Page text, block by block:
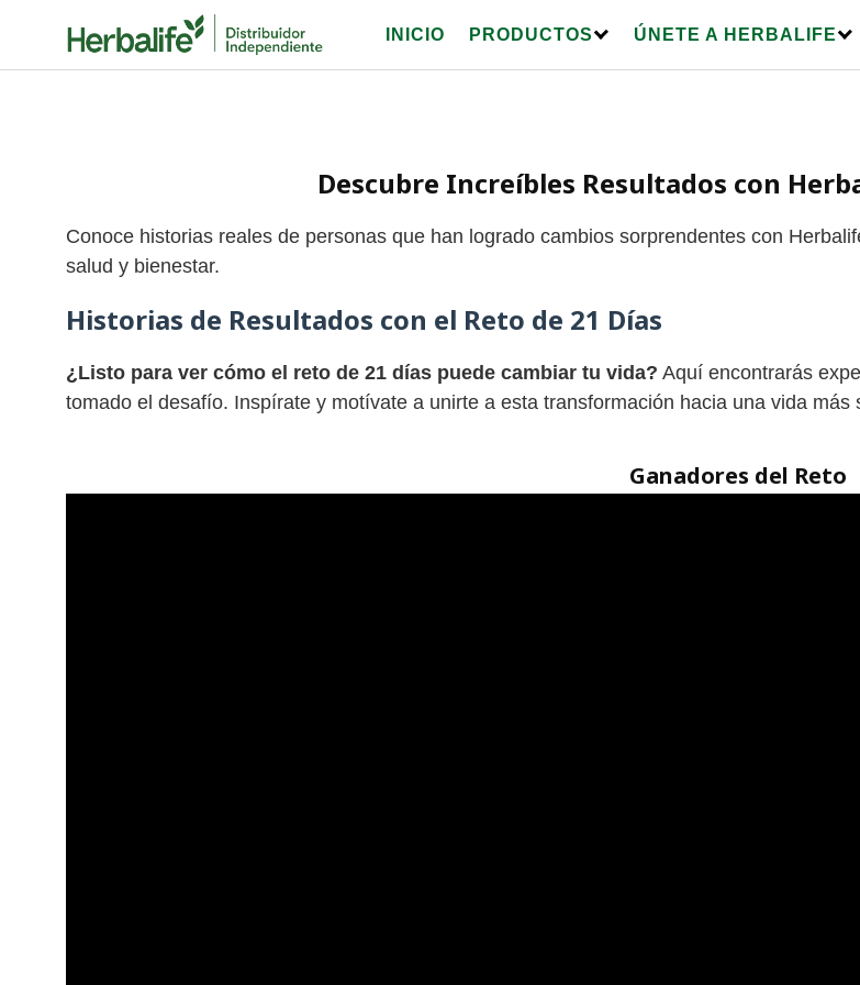
INICIO PRODUCTOS ÚNETE A HERBALIFE
Descubre Increíbles Resultados con
Conoce historias reales de personas que han logrado cambios sorprendentes con
salud y bienestar.
Historias de Resultados con el Reto de 21 Días
¿Listo para ver cómo el reto de 21 días puede cambiar tu vida? Aquí encontrarás
tomado el desafío. Inspírate y motívate a unirte a esta transformación hacia una vida más
Ganadores del Reto